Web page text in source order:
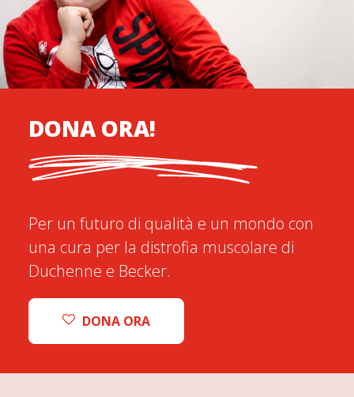
DONA ORA!
Per un futuro di qualità e un mondo con
una cura per la distrofia muscolare di
Duchenne e Becker.
DONA ORA